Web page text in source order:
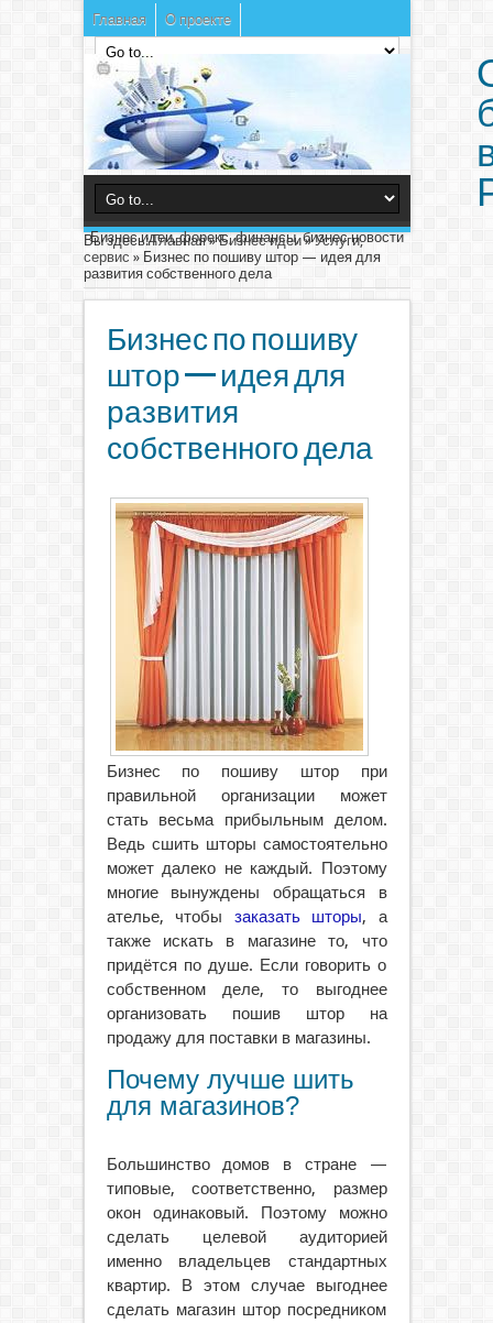
Главная О проекте
Бизнес идеи, форекс, финансы, бизнес новости
Вы здесь:Главная»Бизнес идеи»Услуги,
сервис » Бизнес по пошиву штор — идея для
развития собственного дела
Бизнес по пошиву
штор — идея для
развития
собственного дела
Бизнес по пошиву штор при
правильной организации может
стать весьма прибыльным делом.
Ведь сшить шторы самостоятельно
может далеко не каждый. Поэтому
многие вынуждены обращаться в
ателье, чтобы заказать шторы, а
также искать в магазине то, что
придётся по душе. Если говорить о
собственном деле, то выгоднее
организовать пошив штор на
продажу для поставки в магазины.
Почему лучше шить
для магазинов?
Большинство домов в стране —
типовые, соответственно, размер
окон одинаковый. Поэтому можно
сделать целевой аудиторией
именно владельцев стандартных
квартир. В этом случае выгоднее
сделать магазин штор посредником